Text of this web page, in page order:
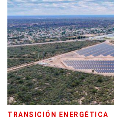
TRANSICIÓN ENERGÉTICA